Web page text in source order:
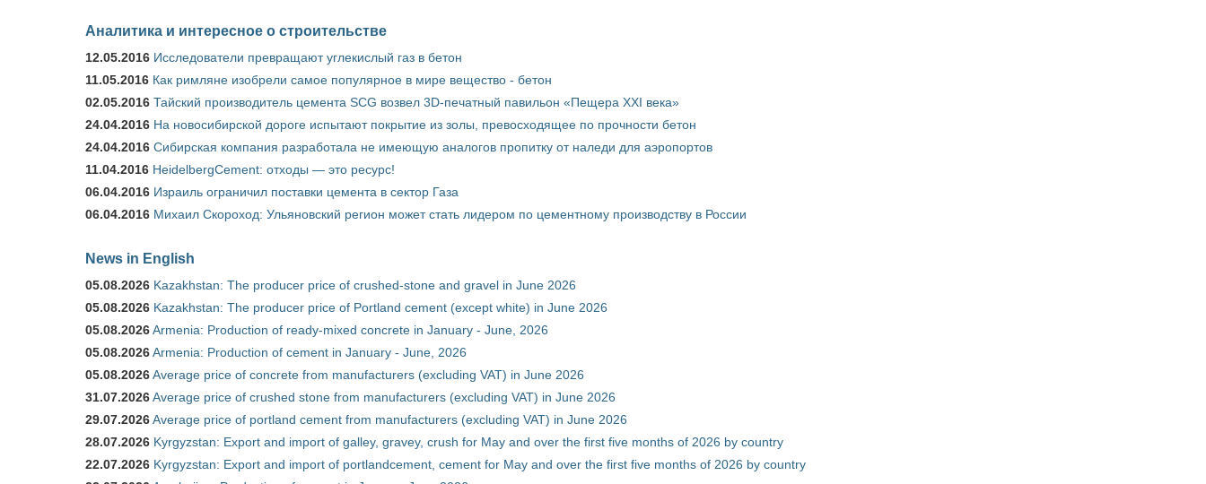
Аналитика и интересное о строительстве
12.05.2016 Исследователи превращают углекислый газ в бетон
11.05.2016 Как римляне изобрели самое популярное в мире вещество - бетон
02.05.2016 Тайский производитель цемента SCG возвел 3D-печатный павильон «Пещера XXI века»
24.04.2016 На новосибирской дороге испытают покрытие из золы, превосходящее по прочности бетон
24.04.2016 Сибирская компания разработала не имеющую аналогов пропитку от наледи для аэропортов
11.04.2016 HeidelbergCement: отходы — это ресурс!
06.04.2016 Израиль ограничил поставки цемента в сектор Газа
06.04.2016 Михаил Скороход: Ульяновский регион может стать лидером по цементному производству в России
News in English
05.08.2026 Kazakhstan: The producer price of crushed-stone and gravel in June 2026
05.08.2026 Kazakhstan: The producer price of Portland cement (except white) in June 2026
05.08.2026Armenia: Production of ready-mixed concrete in January - June, 2026
05.08.2026Armenia: Production of cement in January - June, 2026
05.08.2026Average price of concrete from manufacturers (excluding VAT) in June 2026
31.07.2026Average price of crushed stone from manufacturers (excluding VAT) in June 2026
29.07.2026Average price of portland cement from manufacturers (excluding VAT) in June 2026
28.07.2026 Kyrgyzstan: Export and import of galley, gravey, crush for May and over the first five months of 2026 by country
22.07.2026 Kyrgyzstan: Export and import of portlandcement, cement for May and over the first five months of 2026 by country